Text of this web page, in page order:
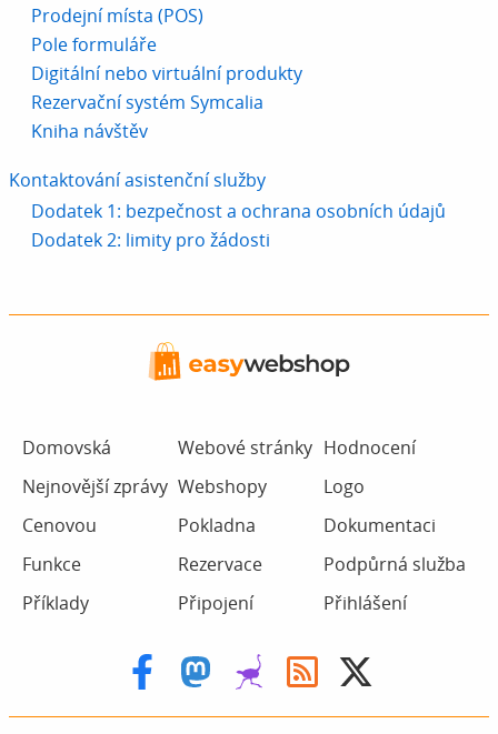
Prodejní místa (POS)
Pole formuláře
Digitální nebo virtuální produkty
Rezervační systém Symcalia
Kniha návštěv
Kontaktování asistenční služby
Dodatek 1: bezpečnost a ochrana osobních údajů
Dodatek 2: limity pro žádosti
Domovská
Nejnovější zprávy
Cenovou
Funkce
Příklady
Webové stránky
Webshopy
Pokladna
Rezervace
Připojení
Hodnocení
Logo
Dokumentaci
Podpůrná služba
Přihlášení